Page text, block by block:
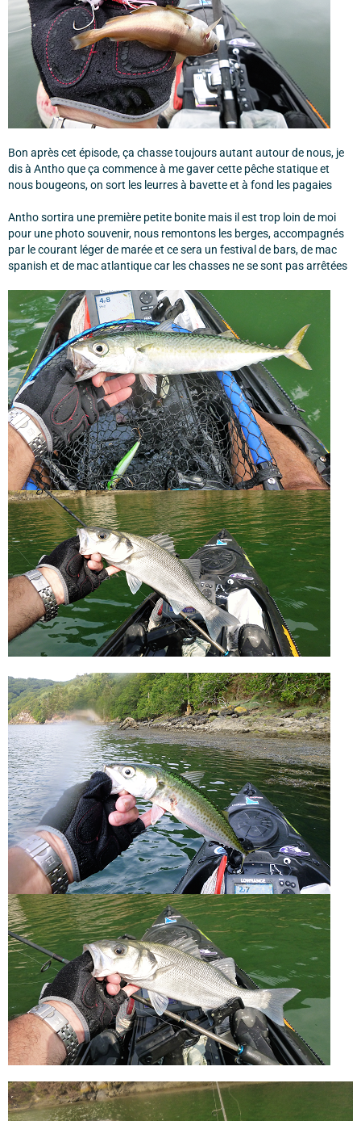
Bon après cet épisode, ça chasse toujours autant autour de nous, je
dis à Antho que ça commence à me gaver cette pêche statique et
nous bougeons, on sort les leurres à bavette et à fond les pagaies
Antho sortira une première petite bonite mais il est trop loin de moi
pour une photo souvenir, nous remontons les berges, accompagnés
par le courant léger de marée et ce sera un festival de bars, de mac
spanish et de mac atlantique car les chasses ne se sont pas arrêtées